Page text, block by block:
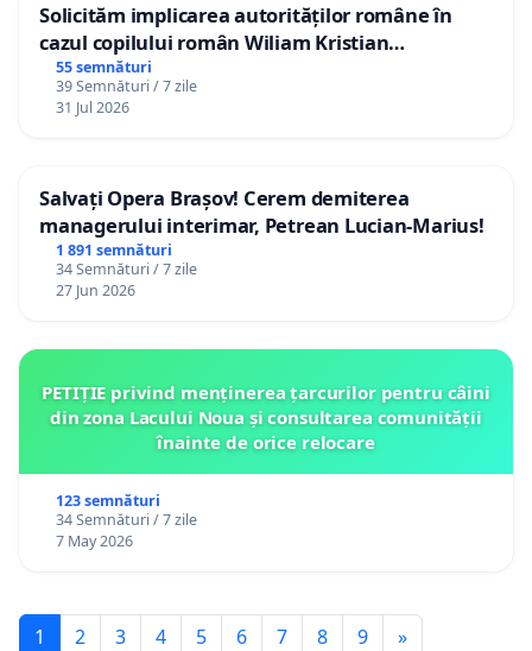
Solicităm implicarea autorităților române în
cazul copilului român Wiliam Kristian
Gheorghe, aflat în plasament în Danemarca de
12 ani
55 semnături
39 Semnături / 7 zile
31 Jul 2026
Salvați Opera Brașov! Cerem demiterea
managerului interimar, Petrean Lucian-Marius!
1 891 semnături
34 Semnături / 7 zile
27 Jun 2026
PETIȚIE privind menținerea țarcurilor pentru câini
din zona Lacului Noua și consultarea comunității
înainte de orice relocare
123 semnături
34 Semnături / 7 zile
7 May 2026
1 2 3 4 5 6 7 8 9 »